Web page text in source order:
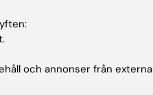
på samarbete över gränserna.
och annonser från externa